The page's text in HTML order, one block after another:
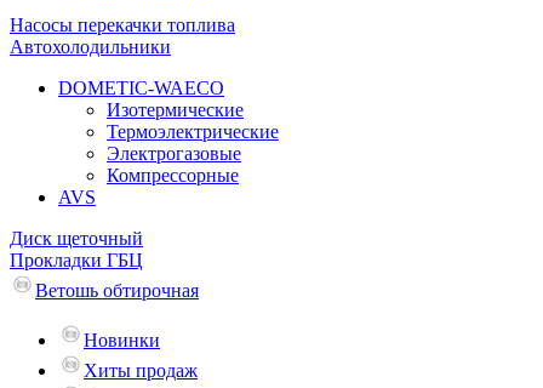
Насосы перекачки топлива
Автохолодильники
DOMETIC-WAECO
Изотермические
Термоэлектрические
Электрогазовые
Компрессорные
AVS
Диск щеточный
Прокладки ГБЦ
Ветошь обтирочная
Новинки
Хиты продаж